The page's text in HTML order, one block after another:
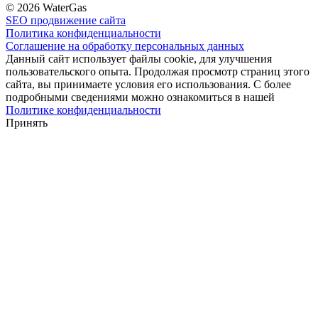
© 2026 WaterGas
SEO продвижение сайта
Политика конфиденциальности
Соглашение на обработку персональных данных
Данный сайт использует файлы cookie, для улучшения
пользовательского опыта. Продолжая просмотр страниц этого
сайта, вы принимаете условия его использования. С более
подробными сведениями можно ознакомиться в нашей
Политике конфиденциальности
Принять